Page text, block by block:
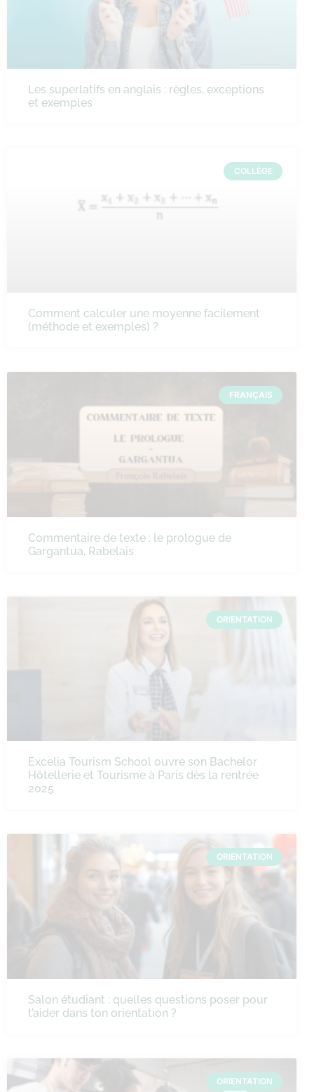
Les superlatifs en anglais : règles, exceptions
et exemples
COLLÈGE
Comment calculer une moyenne facilement
(méthode et exemples) ?
FRANÇAIS
Commentaire de texte : le prologue de
Gargantua, Rabelais
ORIENTATION
Excelia Tourism School ouvre son Bachelor
Hôtellerie et Tourisme à Paris dès la rentrée
2025
ORIENTATION
Salon étudiant : quelles questions poser pour
t’aider dans ton orientation ?
ORIENTATION